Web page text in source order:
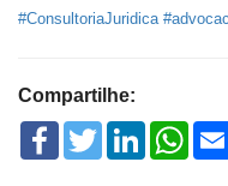
#ConsultoriaJuridica
Compartilhe:
FacebookTwitter LinkedIn